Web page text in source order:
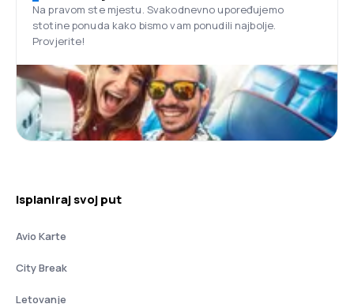
Na pravom ste mjestu. Svakodnevno upoređujemo
stotine ponuda kako bismo vam ponudili najbolje.
Provjerite!
Isplaniraj svoj put
Avio Karte
City Break
Letovanje